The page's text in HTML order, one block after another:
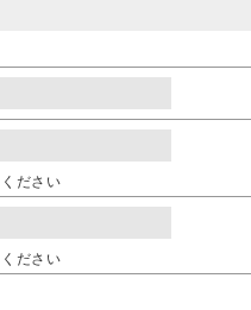
ださい
ださい